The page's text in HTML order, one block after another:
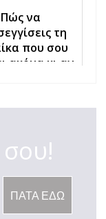
Πώς να
τη
που σου
ακόμα κι αν
ΠΑΤΑ ΕΔΩ